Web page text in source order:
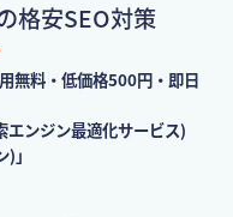
格安SEO対策
無料・低価格500円・即日
エンジン最適化サービス)
」